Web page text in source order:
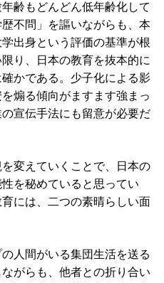
齢もどんどん低年齢化して
不問」を謳いながらも、本
出身という評価の基準が根
り、日本の教育を抜本的に
かである。少子化による影
煽る傾向がますます強まっ
宣伝手法にも留意が必要だ
変えていくことで、日本の
を秘めていると思ってい
には、二つの素晴らしい面
人間がいる集団生活を送る
がらも、他者との折り合い